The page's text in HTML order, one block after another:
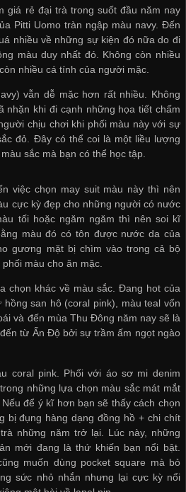
giá rẻ đại trà trong suốt đầu năm nay
Pitti Uomo tràn ngập màu navy. Đến
nhiều về những sự kiện đó nữa do đi
màu duy nhất đó. Không còn nhiều
nhiều cá tính của người mặc.
vẫn dễ mặc hơn rất nhiều. Không
nhặn khi đi cạnh những họa tiết chấm
chịu chơi khi phối màu này với sự
đỏ. Đây có thể coi là một liều lượng
sắc mà bạn có thể học tập.
việc chọn may suit màu này thì nên
cực kỳ đẹp cho những người có nước
tối hoặc ngăm ngăm thì nên soi kĩ
màu đó có tôn được nước da của
gương mặt bị chìm vào trong cả bộ
màu cho ăn mặc.
chọn khác về màu sắc. Đang hot của
san hô (coral pink), màu teal vốn
và đến mùa Thu Đông năm nay sẽ là
từ Ấn Độ bởi sự trầm ấm ngọt ngào
coral pink. Phối với áo sơ mi denim
những lựa chọn màu sắc mát mắt
để ý kĩ hơn bạn sẽ thấy cách chọn
bị đụng hàng dạng đồng hồ + chi chít
những năm trở lại. Lúc này, những
mới đang là thứ khiến bạn nổi bật.
muốn dùng pocket square mà bỏ
sức nhỏ nhắn nhưng lại cực kỳ nổi